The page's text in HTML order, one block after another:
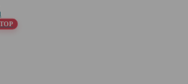
TOP